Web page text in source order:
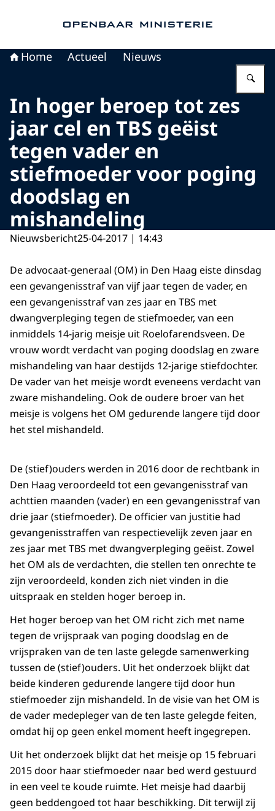
Home Actueel Nieuws
In hoger beroep tot zes
jaar cel en TBS geëist
tegen vader en
stiefmoeder voor poging
doodslag en
mishandeling
Nieuwsbericht25-04-2017 | 14:43
De advocaat-generaal (OM) in Den Haag eiste dinsdag
een gevangenisstraf van vijf jaar tegen de vader, en
een gevangenisstraf van zes jaar en TBS met
dwangverpleging tegen de stiefmoeder, van een
inmiddels 14-jarig meisje uit Roelofarendsveen. De
vrouw wordt verdacht van poging doodslag en zware
mishandeling van haar destijds 12-jarige stiefdochter.
De vader van het meisje wordt eveneens verdacht van
zware mishandeling. Ook de oudere broer van het
meisje is volgens het OM gedurende langere tijd door
het stel mishandeld.
De (stief)ouders werden in 2016 door de rechtbank in
Den Haag veroordeeld tot een gevangenisstraf van
achttien maanden (vader) en een gevangenisstraf van
drie jaar (stiefmoeder). De officier van justitie had
gevangenisstraffen van respectievelijk zeven jaar en
zes jaar met TBS met dwangverpleging geëist. Zowel
het OM als de verdachten, die stellen ten onrechte te
zijn veroordeeld, konden zich niet vinden in die
uitspraak en stelden hoger beroep in.
Het hoger beroep van het OM richt zich met name
tegen de vrijspraak van poging doodslag en de
vrijspraken van de ten laste gelegde samenwerking
tussen de (stief)ouders. Uit het onderzoek blijkt dat
beide kinderen gedurende langere tijd door hun
stiefmoeder zijn mishandeld. In de visie van het OM is
de vader medepleger van de ten laste gelegde feiten,
omdat hij op geen enkel moment heeft ingegrepen.
Uit het onderzoek blijkt dat het meisje op 15 februari
2015 door haar stiefmoeder naar bed werd gestuurd
in een veel te koude ruimte. Het meisje had daarbij
geen beddengoed tot haar beschikking. Dit terwijl zij